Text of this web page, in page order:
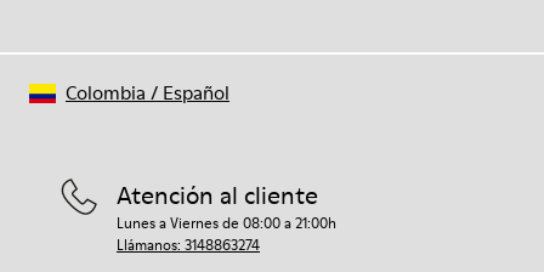
Atención al cliente
Lunes a Viernes de 08:00 a 21:00h
Llámanos: 3148863274
Colombia / Español